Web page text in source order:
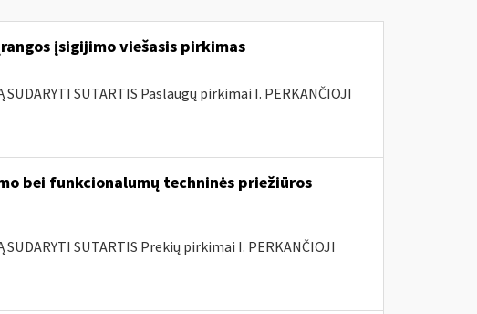
įsigijimo viešasis pirkimas
SUDARYTI SUTARTIS Paslaugų pirkimai I. PERKANČIOJI
bei funkcionalumų techninės priežiūros
SUDARYTI SUTARTIS Prekių pirkimai I. PERKANČIOJI